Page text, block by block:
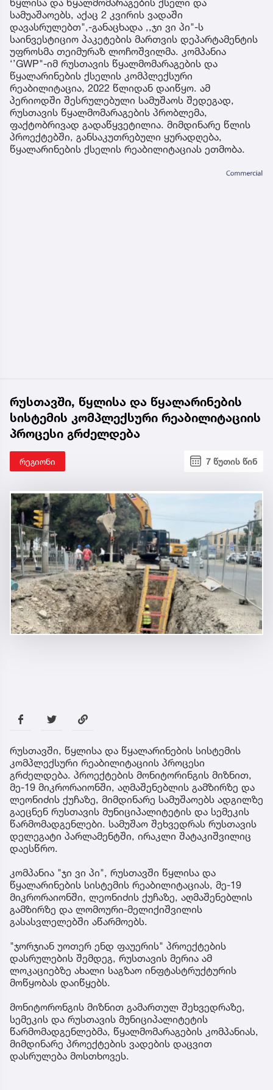
სამუაშაოებს, აქაც 2 კვირის ვადაში
დავასრულებთ",-განაცხადა ,,ჯი ვი პი"-ს
საინვესტიციო პაკეტების მართვის დეპარტამენტის
უფროსმა თეიმურაზ ლოჩოშვილმა. კომპანია
‘’GWP"-იმ რუსთავის წყალმომარაგების და
წყალარინების ქსელის კომპლექსური
რეაბილიტაცია, 2022 წლიდან დაიწყო. ამ
პერიოდში შესრულებული სამუშაოს შედეგად,
რუსთავის წყალმომარაგების პრობლემა,
ფაქტობრივად გადაწყვეტილია. მიმდინარე წლის
პროექტებში, განსაკუთრებული ყურადღება,
წყალარინების ქსელის რეაბილიტაციას ეთმობა.
რუსთავში, წყლისა და წყალარინების
სისტემის კომპლექსური რეაბილიტაციის
პროცესი გრძელდება
რეგიონი 7 წუთის წინ
რუსთავში, წყლისა და წყალარინების სისტემის
კომპლექსური რეაბილიტაციის პროცესი
გრძელდება. პროექტების მონიტორინგის მიზნით,
მე-19 მიკრორაიონში, აღმაშენებლის გამზირზე და
ლეონიძის ქუჩაზე, მიმდინარე სამუშაოებს ადგილზე
გაეცნენ რუსთავის მუნიციპალიტეტის და სემეკის
წარმომადგენლები. სამუშაო შეხვედრას რუსთავის
დელეგატი პარლამენტში, ირაკლი შატაკიშვილიც
დაესწრო.
კომპანია "ჯი ვი პი", რუსთავში წყლისა და
წყალარინების სისტემის რეაბილიტაციას, მე-19
მიკრორაიონში, ლეონიძის ქუჩაზე, აღმაშენებლის
გამზირზე და ლომოური-მელიქიშვილის
გასასვლელებში აწარმოებს.
"ჯორჯიან უოთერ ენდ ფაუერის" პროექტების
დასრულების შემდეგ, რუსთავის მერია ამ
ლოკაციებზე ახალი საგზაო ინფტასტრუქტურის
მოწყობას დაიწყებს.
მონიტორონგის მიზნით გამართულ შეხვედრაზე,
სემეკის და რუსთავის მუნიციპალიტეტის
წარმომადგენლებმა, წყალმომარაგების კომპანიას,
მიმდინარე პროექტების ვადების დაცვით
დასრულება მოსთხოვეს.